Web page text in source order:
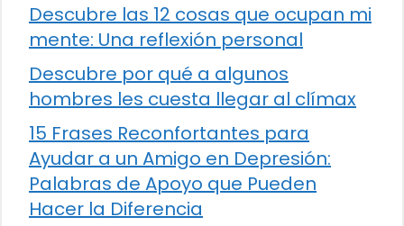
Descubre las 12 cosas que ocupan mi
mente: Una reflexión personal
Descubre por qué a algunos
hombres les cuesta llegar al clímax
15 Frases Reconfortantes para
Ayudar a un Amigo en Depresión:
Palabras de Apoyo que Pueden
Hacer la Diferencia